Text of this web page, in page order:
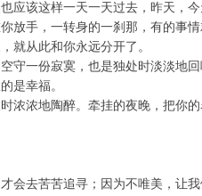
应该这样一天一天过去，昨天，
放手，一转身的一刹那，有的事
就从此和你永远分开了。
守一份寂寞，也是独处时淡淡地
是幸福。
浓浓地陶醉。牵挂的夜晚，把你
会去苦苦追寻；因为不唯美，让